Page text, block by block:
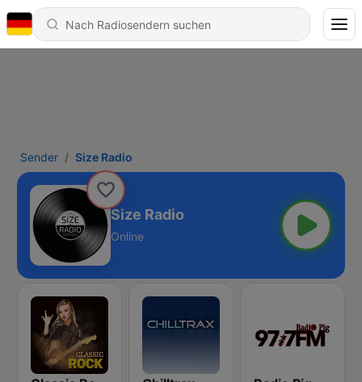
Sender Size Radio
Size Radio
Online